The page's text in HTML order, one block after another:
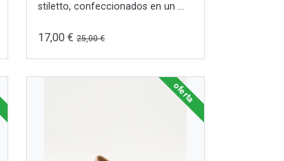
stiletto, confeccionados en un ...
17,00 €25,00 €
oferta